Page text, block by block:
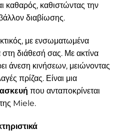
καθαρός, καθιστώντας την
διαβίωσης.
με ενσωματωμένα
διάθεσή σας. Με ακτίνα
άνεση κινήσεων, μειώνοντας
πρίζας. Είναι μια
που ανταποκρίνεται
Miele.